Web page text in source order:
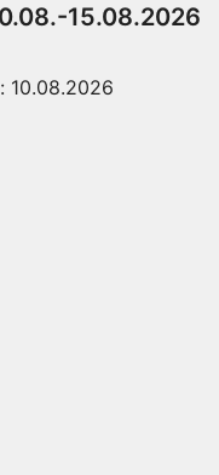
15.08.2026
10.08.2026